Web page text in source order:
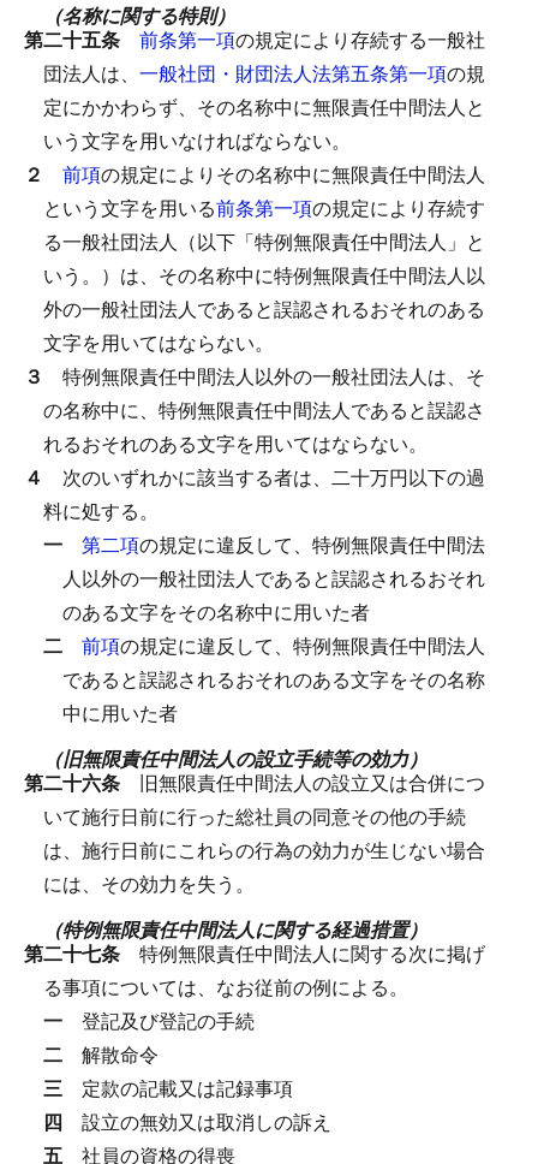
（名称に関する特則）
第二十五条 前条第一項の規定により存続する一般社
団法人は、 一般社団・財団法人法第五条第一項の規
定にかかわらず、その名称中に無限責任中間法人と
いう文字を用いなければならない。
２ 前項の規定によりその名称中に無限責任中間法人
という文字を用いる前条第一項の規定により存続す
る一般社団法人（以下「特例無限責任中間法人」と
いう。）は、その名称中に特例無限責任中間法人以
外の一般社団法人であると誤認されるおそれのある
文字を用いてはならない。
３ 特例無限責任中間法人以外の一般社団法人は、そ
の名称中に、特例無限責任中間法人であると誤認さ
れるおそれのある文字を用いてはならない。
４ 次のいずれかに該当する者は、二十万円以下の過
料に処する。
一 第二項の規定に違反して、特例無限責任中間法
人以外の一般社団法人であると誤認されるおそれ
のある文字をその名称中に用いた者
二 前項の規定に違反して、特例無限責任中間法人
であると誤認されるおそれのある文字をその名称
中に用いた者
（旧無限責任中間法人の設立手続等の効力）
第二十六条 旧無限責任中間法人の設立又は合併につ
いて施行日前に行った総社員の同意その他の手続
は、施行日前にこれらの行為の効力が生じない場合
には、その効力を失う。
（特例無限責任中間法人に関する経過措置）
第二十七条 特例無限責任中間法人に関する次に掲げ
る事項については、なお従前の例による。
一 登記及び登記の手続
二 解散命令
三 定款の記載又は記録事項
四 設立の無効又は取消しの訴え
五 社員の資格の得喪